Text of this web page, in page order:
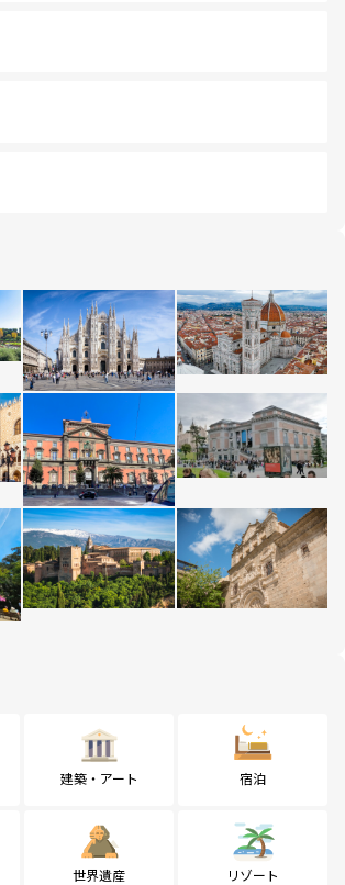
建築・アート 宿泊
世界遺産 リゾート